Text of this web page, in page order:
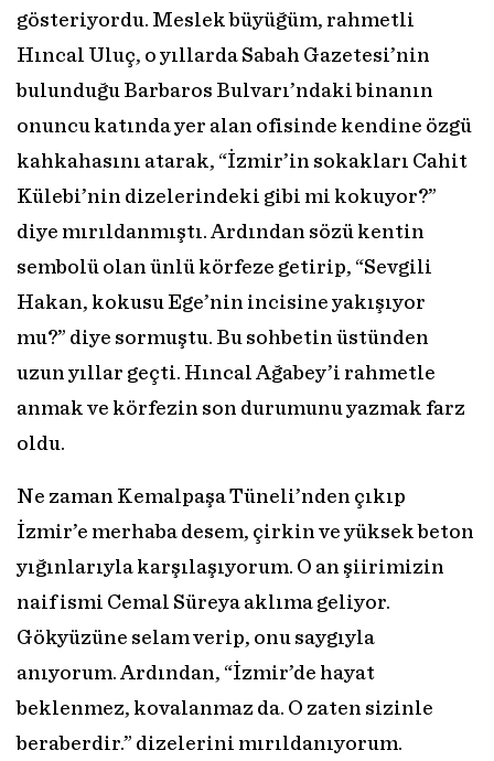
gösteriyordu. Meslek büyüğüm, rahmetli
Hıncal Uluç, o yıllarda Sabah Gazetesi’nin
bulunduğu Barbaros Bulvarı’ndaki binanın
onuncu katında yer alan ofisinde kendine özgü
kahkahasını atarak, “İzmir’in sokakları Cahit
Külebi’nin dizelerindeki gibi mi kokuyor?”
diye mırıldanmıştı. Ardından sözü kentin
sembolü olan ünlü körfeze getirip, “Sevgili
Hakan, kokusu Ege’nin incisine yakışıyor
mu?” diye sormuştu. Bu sohbetin üstünden
uzun yıllar geçti. Hıncal Ağabey’i rahmetle
anmak ve körfezin son durumunu yazmak farz
oldu.
Ne zaman Kemalpaşa Tüneli’nden çıkıp
İzmir’e merhaba desem, çirkin ve yüksek beton
yığınlarıyla karşılaşıyorum. O an şiirimizin
naif ismi Cemal Süreya aklıma geliyor.
Gökyüzüne selam verip, onu saygıyla
anıyorum. Ardından, “İzmir’de hayat
beklenmez, kovalanmaz da. O zaten sizinle
beraberdir.” dizelerini mırıldanıyorum.